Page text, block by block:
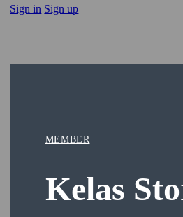
Sign in Sign up
MEMBER
Kelas